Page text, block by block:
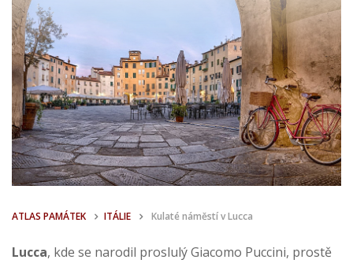
ATLAS PAMÁTEK ITÁLIE Kulaté náměstí v Lucca
Lucca, kde se narodil proslulý Giacomo Puccini, prostě